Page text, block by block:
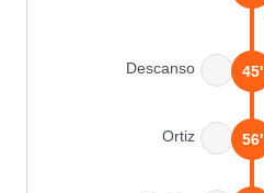
Descanso 45'
Ortiz 56'